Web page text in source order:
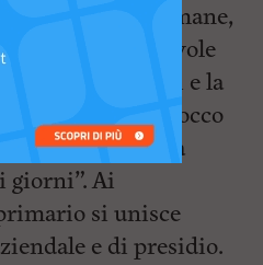
di risorse umane,
quanto ammirevole
verso i pazienti e la
del blocco
di Livorno ha
giorni”. Ai
si unisce
e di presidio.